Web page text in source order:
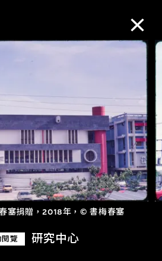
塞捐贈，2018年，© 書梅春塞
閱覽 研究中心
M+藏品
搜索